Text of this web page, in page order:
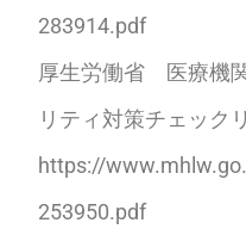
283914.pdf
厚生労働省 医療機
リティ対策チェック
https://
253950.pdf